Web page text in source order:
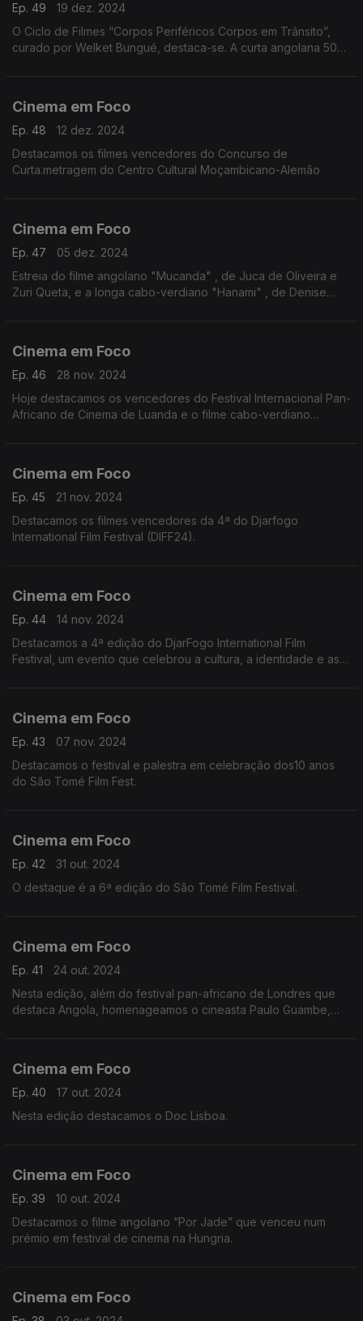
Ep. 49
19 dez. 2024
O Ciclo de Filmes “Corpos Periféricos Corpos em Trânsito”,
curado por Welket Bungué, destaca-se. A curta angolana 50
Cinema em Foco
Ep. 48
12 dez. 2024
Destacamos os filmes vencedores do Concurso de
Curta.metragem do Centro Cultural Moçambicano-Alemão
Cinema em Foco
Ep. 47
05 dez. 2024
Estreia do filme angolano "Mucanda" , de Juca de Oliveira e
Zuri Queta, e a longa cabo-verdiano "Hanami" , de Denise
Cinema em Foco
Ep. 46
28 nov. 2024
Hoje destacamos os vencedores do Festival Internacional Pan-
Africano de Cinema de Luanda e o filme cabo-verdiano
Cinema em Foco
Ep. 45
21 nov. 2024
Destacamos os filmes vencedores da 4ª do Djarfogo
International Film Festival (DIFF24).
Cinema em Foco
Ep. 44
14 nov. 2024
Destacamos a 4ª edição do DjarFogo International Film
Festival, um evento que celebrou a cultura, a identidade e as
Cinema em Foco
Ep. 43
07 nov. 2024
Destacamos o festival e palestra em celebração dos10 anos
do São Tomé Film Fest.
Cinema em Foco
Ep. 42
31 out. 2024
O destaque é a 6ª edição do São Tomé Film Festival.
Cinema em Foco
Ep. 41
24 out. 2024
Nesta edição, além do festival pan-africano de Londres que
destaca Angola, homenageamos o cineasta Paulo Guambe,
Cinema em Foco
Ep. 40
17 out. 2024
Nesta edição destacamos o Doc Lisboa.
Cinema em Foco
Ep. 39
10 out. 2024
Destacamos o filme angolano “Por Jade” que venceu num
prémio em festival de cinema na Hungria.
Cinema em Foco